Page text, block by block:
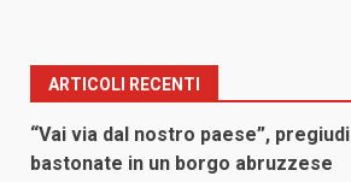
ARTICOLI RECENTI
“Vai via dal nostro paese”,
bastonate in un borgo abruzzese